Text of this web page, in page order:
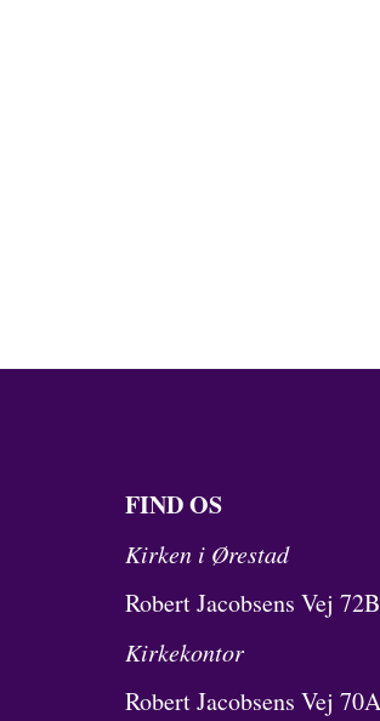
FIND OS
Kirken i Ørestad
Robert Jacobsens Vej 72B
Kirkekontor
Robert Jacobsens Vej 70A